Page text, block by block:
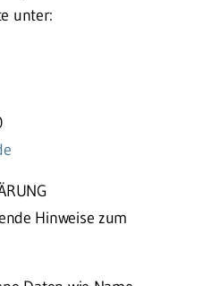
unter:
Hinweise zum